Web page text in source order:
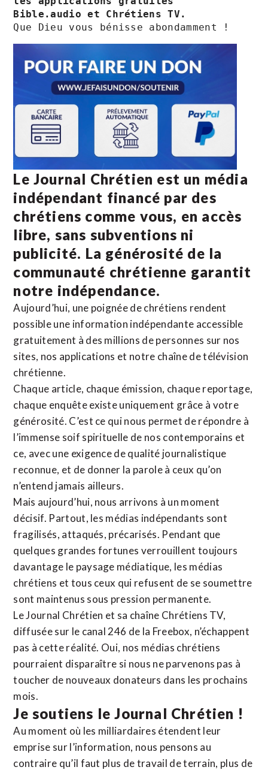
Bible.audio et Chrétiens TV.
Le Journal Chrétien est un média
indépendant financé par des
chrétiens comme vous, en accès
libre, sans subventions ni
publicité. La générosité de la
communauté chrétienne garantit
notre indépendance.
Aujourd’hui, une poignée de chrétiens rendent
possible une information indépendante accessible
gratuitement à des millions de personnes sur nos
sites, nos applications et notre chaîne de télévision
chrétienne.
Chaque article, chaque émission, chaque reportage,
chaque enquête existe uniquement grâce à votre
générosité. C’est ce qui nous permet de répondre à
l’immense soif spirituelle de nos contemporains et
ce, avec une exigence de qualité journalistique
reconnue, et de donner la parole à ceux qu’on
n’entend jamais ailleurs.
Mais aujourd’hui, nous arrivons à un moment
décisif. Partout, les médias indépendants sont
fragilisés, attaqués, précarisés. Pendant que
quelques grandes fortunes verrouillent toujours
davantage le paysage médiatique, les médias
chrétiens et tous ceux qui refusent de se soumettre
sont maintenus sous pression permanente.
Le Journal Chrétien et sa chaîne Chrétiens TV,
diffusée sur le canal 246 de la Freebox, n’échappent
pas à cette réalité. Oui, nos médias chrétiens
pourraient disparaître si nous ne parvenons pas à
toucher de nouveaux donateurs dans les prochains
mois.
Je soutiens le Journal Chrétien !
Au moment où les milliardaires étendent leur
emprise sur l’information, nous pensons au
contraire qu’il faut plus de travail de terrain, plus de